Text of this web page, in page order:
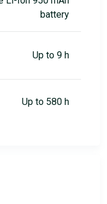
battery
Up to 9 h
Up to 580 h